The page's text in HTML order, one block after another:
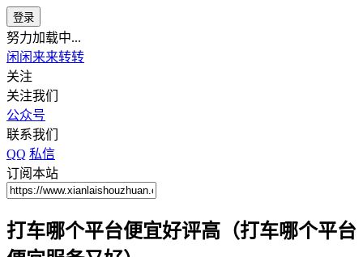
登录
努力加载中...
闲闲来来转转
关注
关注我们
公众号
联系我们
QQ 私信
订阅本站
打车哪个平台便宜好评高（打车哪个平台